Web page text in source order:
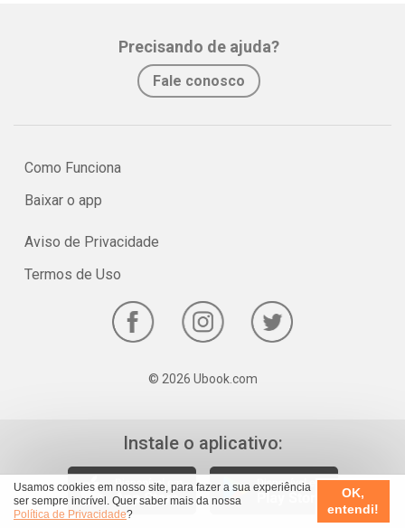
Usamos cookies em nosso site, para fazer a sua experiência
ser sempre incrível. Quer saber mais da nossa
Política de Privacidade?
OK,
entendi!
Precisando de ajuda?
Fale conosco
Como Funciona
Baixar o app
Aviso de Privacidade
Termos de Uso
© 2026 Ubook.com
Instale o aplicativo: